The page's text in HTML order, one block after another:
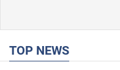
TOP NEWS